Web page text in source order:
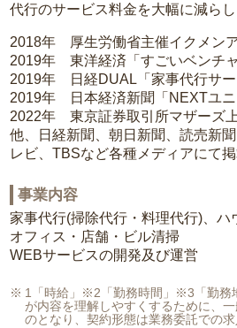
代行のサービス料金を大幅に減ら
2018年 厚生労働省主催イクメン
2019年 東洋経済「すごいベンチ
2019年 日経DUAL「家事代行サ
2019年 日本経済新聞「NEXTユニ
2022年 東京証券取引所マザーズ
他、日経新聞、朝日新聞、読売新
レビ、TBSなど各種メディアにて
事業内容
家事代行(掃除代行・料理代行)、ハ
オフィス・店舗・ビル清掃
WEBサービスの開発及び運営
1「時給」※2「勤務時間」※3「勤務
が内容を理解しやすくするために、
のとなり、契約形態は業務委託での求